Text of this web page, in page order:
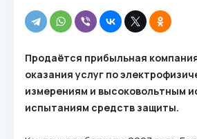
Продаётся прибыльная
оказания услуг по
измерениям и высоковольтным
испытаниям средств защиты.